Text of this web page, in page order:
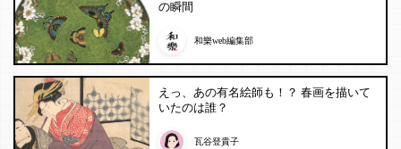
の瞬間
和樂web編集部
えっ、あの有名絵師も！？ 春画を描いて
いたのは誰？
瓦谷登貴子